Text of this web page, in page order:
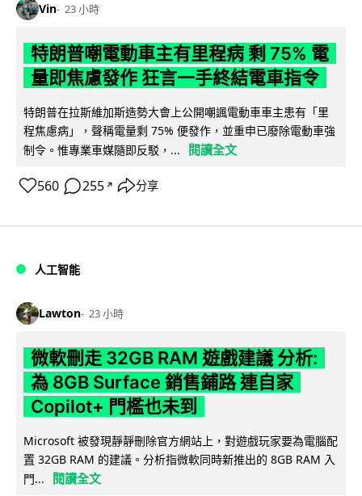
Vin 23 小時
特朗普嘲電動車主有里程病 剩 75% 電
量即焦慮發作 狂言一手終結電車指令
特朗普在拉斯維加斯造勢大會上公開嘲諷電動車車主患有「里
程焦慮病」，聲稱電量剩 75% 便發作，並重申已廢除電動車強
制令。惟專業車媒隨即反駁，...
閱讀全文
560 255 ↗ 分享
人工智能
Lawton 23 小時
微軟刪走 32GB RAM 遊戲建議 分析:
為 8GB Surface 銷售鋪路 連自家
Copilot+ 門檻也未到
Microsoft 被發現靜靜刪除官方網站上，對遊戲玩家要為電腦配
置 32GB RAM 的建議。分析指微軟同時新推出的 8GB RAM 入
門...
閱讀全文